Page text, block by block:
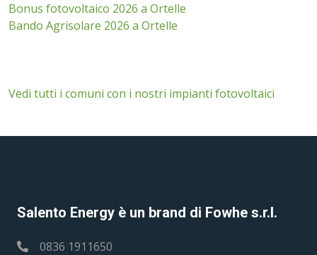
Bonus fotovoltaico 2026 a Ortelle
Bando Agrisolare 2026 a Ortelle
Vedi tutti i comuni con i nostri impianti fotovoltaici
Salento Energy è un brand di Fowhe s.r.l.
0836 1911650